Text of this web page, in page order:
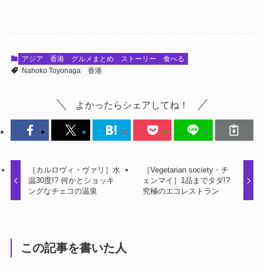
アジア 香港 グルメまとめ ストーリー
食べる
Nahoko Toyonaga
香港
よかったらシェアしてね！
［カルロヴィ・ヴァリ］水
温30度!? 何かとショッキ
ングなチェコの温泉
［Vegetarian society・チ
ェンマイ］1品までタダ!?
究極のエコレストラン
この記事を書いた人